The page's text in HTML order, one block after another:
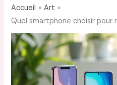
Accueil
Art
Quel smartphone choisir pour